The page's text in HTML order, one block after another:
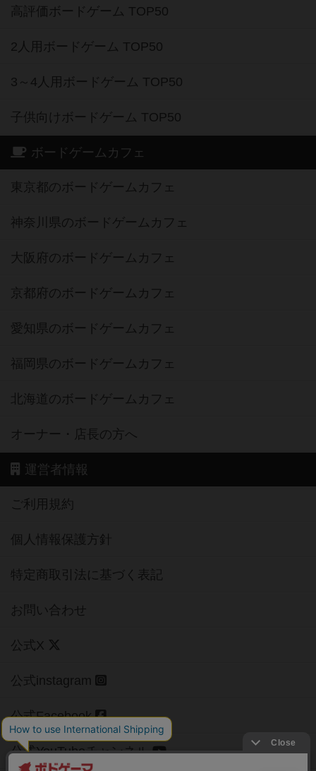
高評価ボードゲーム TOP50
2人用ボードゲーム TOP50
3～4人用ボードゲーム TOP50
子供向けボードゲーム TOP50
ボードゲームカフェ
東京都のボードゲームカフェ
神奈川県のボードゲームカフェ
大阪府のボードゲームカフェ
京都府のボードゲームカフェ
愛知県のボードゲームカフェ
福岡県のボードゲームカフェ
北海道のボードゲームカフェ
オーナー・店長の方へ
運営者情報
ご利用規約
個人情報保護方針
特定商取引法に基づく表記
お問い合わせ
公式X
公式instagram
公式Facebook
公式YouTubeチャンネル